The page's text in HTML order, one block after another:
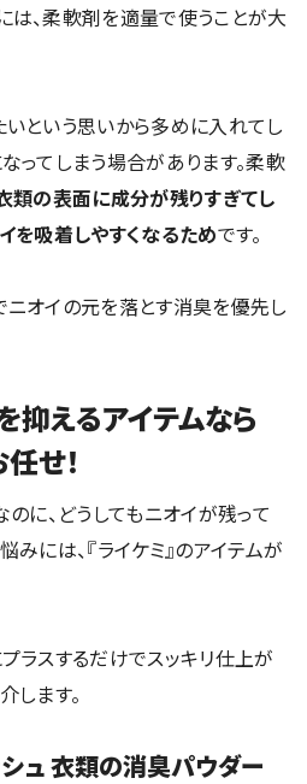
、柔軟剤を適量で使うことが大
という思いから多めに入れてし
ってしまう場合があります。柔軟
類の表面に成分が残りすぎてし
を吸着しやすくなるためです。
ニオイの元を落とす消臭を優先し
えるアイテムなら
せ！
のに、どうしてもニオイが残って
には、『ライケミ』のアイテムが
ラスするだけでスッキリ仕上が
します。
ュ 衣類の消臭パウダー